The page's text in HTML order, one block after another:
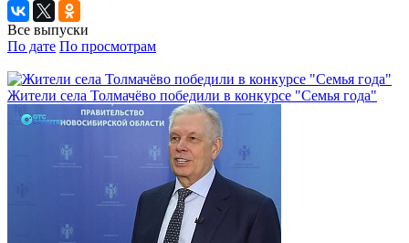
Все выпуски
По дате По просмотрам
Жители села Толмачёво победили в конкурсе "Семья года"